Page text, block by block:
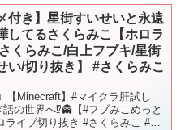
付き】星街すいせいと永遠
してるさくらみこ【ホロラ
くらみこ/白上フブキ/星街
い/切り抜き】 #さくらみこ
【Minecraft】#マイクラ肝試し
の世界へ⁉👻【#フブみこめっと
ライブ切り抜き #さくらみこ #切